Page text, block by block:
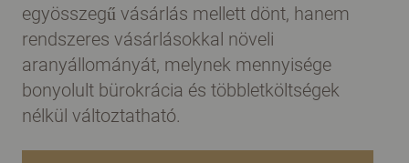
egyösszegű vásárlás mellett dönt, hanem
rendszeres vásárlásokkal növeli
aranyállományát, melynek mennyisége
bonyolult bürokrácia és többletköltségek
nélkül változtatható.